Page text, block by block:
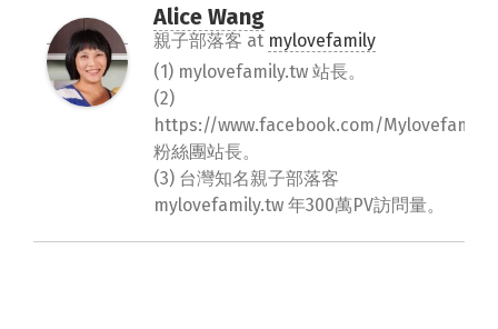
Alice Wang
親子部落客 at mylovefamily
(1) mylovefamily.tw 站長。
(2)
https://www.facebook.com/
粉絲團站長。
(3) 台灣知名親子部落客
mylovefamily.tw 年300萬PV訪問量。